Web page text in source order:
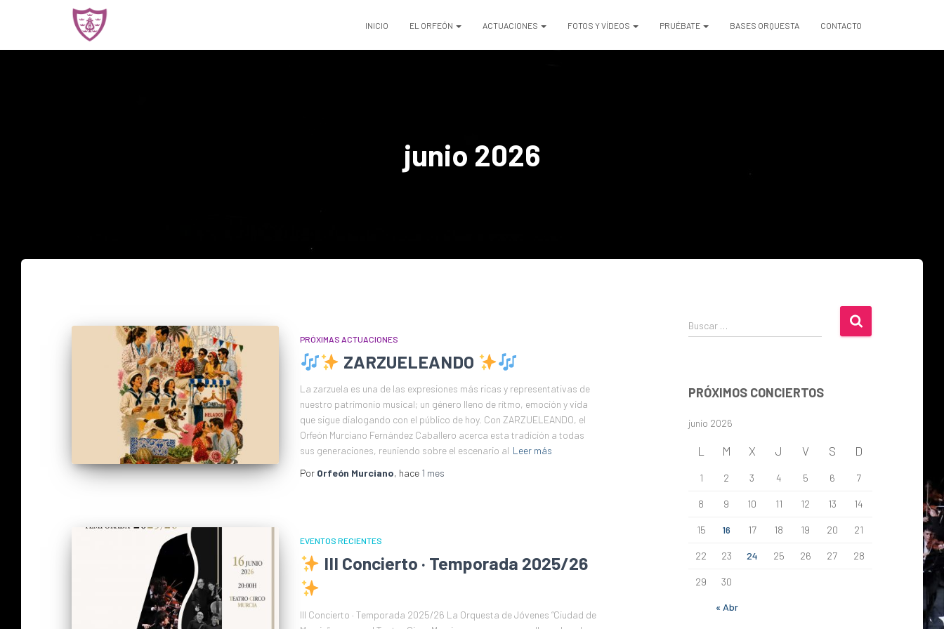
INICIO EL ORFEÓN ACTUACIONES FOTOS Y VÍDEOS PRUÉBATE BASES ORQUESTA CONTACTO
junio 2026
PRÓXIMAS ACTUACIONES
ZARZUELEANDO
La zarzuela es una de las expresiones más ricas y representativas de
nuestro patrimonio musical; un género lleno de ritmo, emoción y vida
que sigue dialogando con el público de hoy. Con ZARZUELEANDO, el
Orfeón Murciano Fernández Caballero acerca esta tradición a todas
sus generaciones, reuniendo sobre el escenario al Leer más
Por Orfeón Murciano, hace 1 mes
EVENTOS RECIENTES
III Concierto · Temporada 2025/26
III Concierto · Temporada 2025/26 La Orquesta de Jóvenes “Ciudad de
u
r
Buscar …
PRÓXIMOS CONCIERTOS
junio 2026
L M X J V S D
« Abr
1 2 3 4 5 6 7
8 9 10 11 12 13 14
15 16 17 18 19 20 21
22 23 24 25 26 27 28
29 30